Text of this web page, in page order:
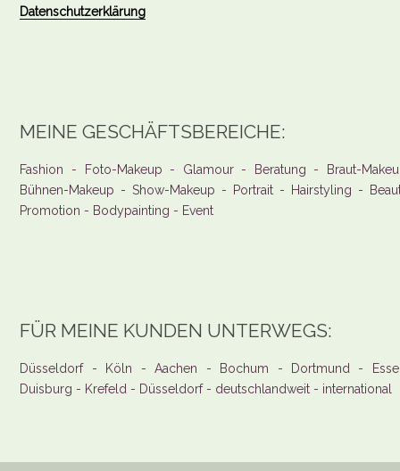
Datenschutzerklärung
MEINE GESCHÄFTSBEREICHE:
Fashion - Foto-Makeup - Glamour - Beratung - Braut-
Bühnen-Makeup - Show-Makeup - Portrait - Hairstyling -
Promotion - Bodypainting - Event
FÜR MEINE KUNDEN UNTERWEGS:
Düsseldorf - Köln - Aachen - Bochum - Dortmund -
Duisburg - Krefeld - Düsseldorf - deutschlandweit - international